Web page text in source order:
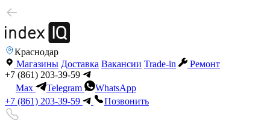
Краснодар
Магазины Доставка Вакансии Trade-in
Ремонт
+7 (861) 203-39-59
Max
Telegram
WhatsApp
+7 (861) 203-39-59
Позвонить